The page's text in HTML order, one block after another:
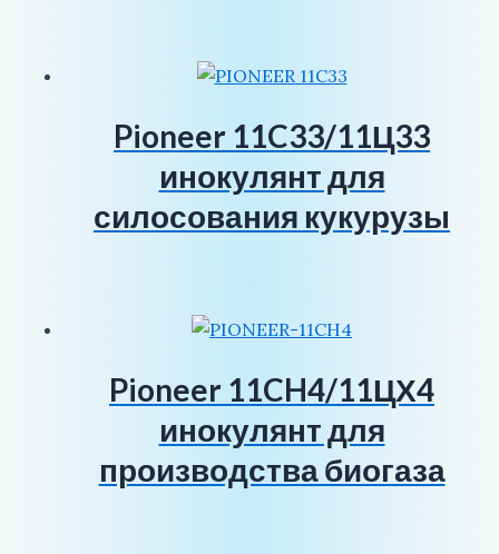
Pioneer 11C33/11Ц33
инокулянт для
силосования кукурузы
Pioneer 11CH4/11ЦХ4
инокулянт для
производства биогаза